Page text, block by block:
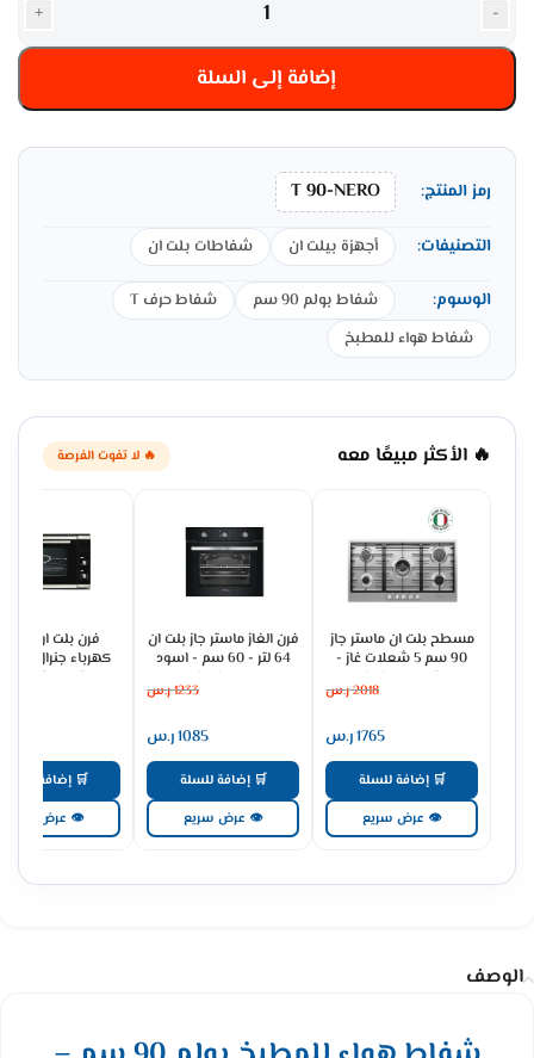
-
+
إضافة إلى السلة
رمز المنتج: T 90-NERO
التصنيفات: أجهزة بيلت ان شفاطات بلت ان
الوسوم: شفاط بولم 90 سم
شفاط حرف T
شفاط هواء للمطبخ
🔥 الأكثر مبيعًا معه 🔥 لا تفوت الفرصة
مسطح بلت ان ماستر جاز
90 سم 5 شعلات غاز -
ستيل H95GLFX
2018ر.س
1765ر.س
🛒 إضافة للسلة
👁 عرض سريع
فرن الغاز ماستر جاز بلت ان
64 لتر - 60 سم - اسود
MGBGF-HIB
1233ر.س
1085ر.س
🛒 إضافة للسلة
👁 عرض سريع
كهرباء جنرال
93 لتر ديجيتال -
🛒 إضافة للسلة
👁 عرض سريع
الوصف